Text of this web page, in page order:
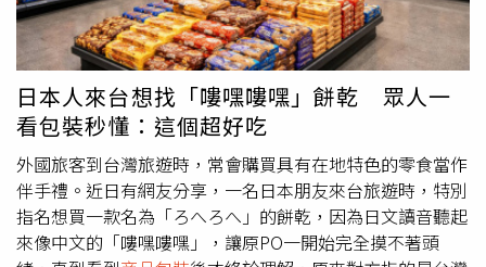
Nike繼續製造、宣傳及販售這款Air Max 95，同時下令召回
並銷毀已流入市場的鞋款，並將Nike銷售該鞋款所獲得的利
潤、相關損害賠償及訴訟費用一併判給7-Eleven。截至目
前，Nike尚未公開回應此案，而該鞋款也已自Nike官方發售
頁面移除，不過部分二手交易平台仍可見相關販售資訊。法
律界人士指出，若特定配色或視覺設計已長期與品牌建立高
度辨識度，除商標外，也可能受到「商業外觀（Trade
Dress）」保護。本案仍處於訴訟初期，法院尚未排定開庭
日期，但判決結果可能影響未來品牌推出限量配色或致敬設
計時，對智慧財產權及品牌識別的認定標準。7-Eleven向美
駕有這麼認真，就不會有這麼多人無辜被撞死了！」認為執
法機關有「挑軟柿子吃」之嫌；也有人爆料指出，全台不少
夜市長期販售類似非法夾帶進口的大陸零食，認為這並非個
案，呼籲政府應擴大稽查範圍，全面清查相關販售情形。對
於外界質疑，衛生局表示，未來仍將持續不定期針對夜市及
各類食品販售場所加強食品安全稽查，維護消費者權益，同
時提醒民眾購買食品時，應確認商品是否具備完整的繁體中
文標示，以保障自身食用安全。此外，衛生局也再次呼籲食
品業者，若輸入食品至國內販售，應依《食品安全衛生管理
法》第30條規定，向食品藥物管理署辦理輸入食品查驗及申
日本人來台想找「嘍嘿嘍嘿」餅乾 眾人一
看包裝秒懂：這個超好吃
外國旅客到台灣旅遊時，常會購買具有在地特色的零食當作
伴手禮。近日有網友分享，一名日本朋友來台旅遊時，特別
指名想買一款名為「ろへろへ」的餅乾，因為日文讀音聽起
來像中文的「嘍嘿嘍嘿」，讓原PO一開始完全摸不著頭